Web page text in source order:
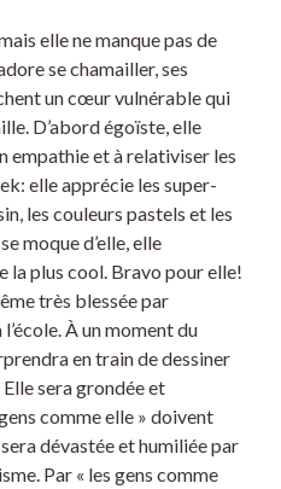
elle ne manque pas de
se chamailler, ses
un cœur vulnérable qui
D’abord égoïste, elle
empathie et à relativiser les
elle apprécie les super-
les couleurs pastels et les
moque d’elle, elle
la plus cool. Bravo pour elle!
très blessée par
À un moment du
en train de dessiner
sera grondée et
comme elle » doivent
dévastée et humiliée par
Par « les gens comme